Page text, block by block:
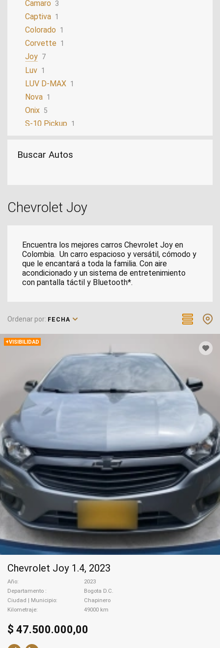
Camaro 3
Captiva 1
Colorado 1
Corvette 1
Joy 7
Luv 1
LUV D-MAX 1
Nova 1
Onix 5
S-10 Pickup 1
Silverado 2
Tahoe 2
Buscar Autos
Chevrolet Joy
Encuentra los mejores carros Chevrolet Joy en
Colombia. Un carro espacioso y versátil, cómodo y
que le encantará a toda la familia. Con aire
acondicionado y un sistema de entretenimiento
con pantalla táctil y Bluetooth*.
Ordenar por: FECHA
+VISIBILIDAD
Chevrolet Joy 1.4, 2023
Año
2023
Departamento
Bogota D.C.
Ciudad | Municipio
Chapinero
Kilometraje
49000 km
$ 47.500.000,00